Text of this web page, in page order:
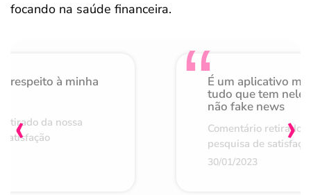
focando na saúde financeira.
respeito à minha
da nossa
É um aplicativo
tudo que tem nele
não fake news
Comentário retirado
pesquisa de
30/01/2023
‹ ›